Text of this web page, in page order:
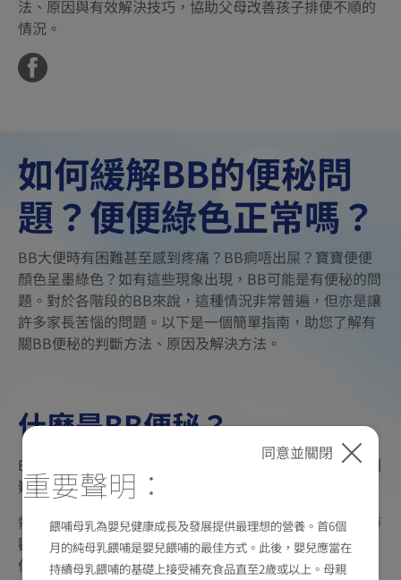
法、原因與有效解決技巧，協助父母改善孩子排便不順的
情況。
如何緩解BB的便秘問
題？便便綠色正常嗎？
BB大便時有困難甚至感到疼痛？BB痾唔出屎？寶寶便便
顏色呈墨綠色？如有這些現象出現，BB可能是有便秘的問
題。對於各階段的BB來說，這種情況非常普遍，但亦是讓
許多家長苦惱的問題。以下是一個簡單指南，助您了解有
關BB便秘的判斷方法、原因及解決方法。
什麽是BB便秘？
BB便秘通常指排便次數較平日明顯減少，或排便時感到困
難、疼痛，而大便多呈乾硬、顆粒或塊狀的情況。
需要注意的是，判斷BB便秘不應只看排便次數，亦要同時
觀察大便質地及排便過程；即使幾天才排便一次，只要大
便仍偏軟、排便不費力，一般亦可視為正常。
同意並關閉
重要聲明：
餵哺母乳為嬰兒健康成長及發展提供最理想的營養。首6個
月的純母乳餵哺是嬰兒餵哺的最佳方式。此後，嬰兒應當在
持續母乳餵哺的基礎上接受補充食品直至2歲或以上。母親